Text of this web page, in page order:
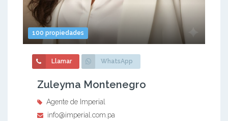
100 propiedades
Llamar WhatsApp
Zuleyma Montenegro
Agente de Imperial
info@imperial.com.pa